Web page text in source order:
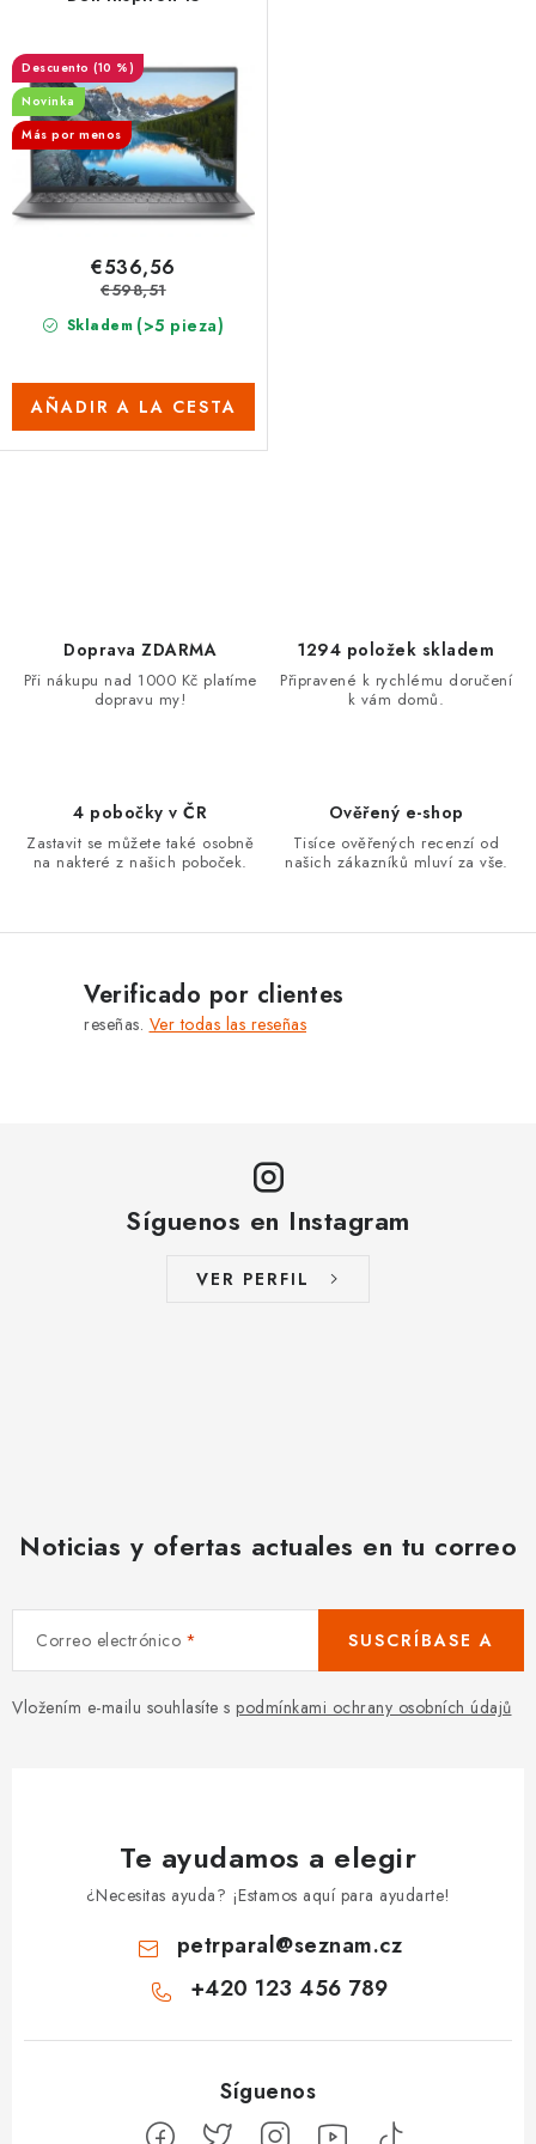
(10 %)
Novinka
Más por menos
Skladem (>5 pieza)
€536,56
€598,51
AÑADIR A LA CESTA
o
s
Doprava ZDARMA
Při nákupu nad 1000 Kč platíme
dopravu my!
1294 položek skladem
Připravené k rychlému doručení
k vám domů.
4 pobočky v ČR
Zastavit se můžete také osobně
na nakteré z našich poboček.
Ověřený e-shop
Tisíce ověřených recenzí od
našich zákazníků mluví za vše.
Verificado por clientes
reseñas. Ver todas las reseñas
Síguenos en Instagram
VER PERFIL
Noticias y ofertas actuales en tu correo
Correo electrónico
Vložením e-mailu souhlasíte s podmínkami ochrany osobních údajů
SUSCRÍBASE A
Te ayudamos a elegir
¿Necesitas ayuda? ¡Estamos aquí para ayudarte!
petrparal@seznam.cz
+420 123 456 789